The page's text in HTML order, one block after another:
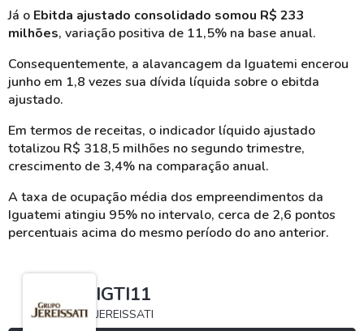
Já o Ebitda ajustado consolidado somou R$ 233
milhões, variação positiva de 11,5% na base anual.
Consequentemente, a alavancagem da Iguatemi encerou
junho em 1,8 vezes sua dívida líquida sobre o ebitda
ajustado.
Em termos de receitas, o indicador líquido ajustado
totalizou R$ 318,5 milhões no segundo trimestre,
crescimento de 3,4% na comparação anual.
A taxa de ocupação média dos empreendimentos da
Iguatemi atingiu 95% no intervalo, cerca de 2,6 pontos
percentuais acima do mesmo período do ano anterior.
IGTI11
JEREISSATI